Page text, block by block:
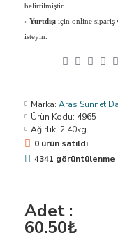
belirtilmiştir.
› Yurtdışı için online sipariş
isteyin.
Adet :
60,50₺
Marka: Aras Sünnet
Ürün Kodu: 4965
Ağırlık: 2.40kg
0 ürün satıldı
4341 görüntülenme